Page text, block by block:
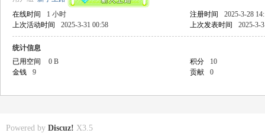
在线时间
1 小时 注册时间
2025-3-28
上次活动时间
2025-3-31 00:58 上次发表时间 2025-3-
统计信息
已用空间
0 B 积分
10
金钱
9 贡献 0
Powered by Discuz! X3.5